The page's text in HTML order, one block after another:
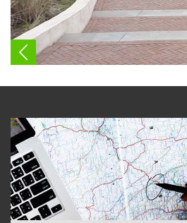
1. Хотели в Дюни: отлично
комплекс Дюни се намира в
като Созопол, Приморско и
на курорта е значително
хотелите тук, особено
както да се отправите на
тях услуги.
2. Хотели в Дюни: красив
курортен комплекс Дюни
такива по родното Черноморие.
ще изненада всеки един
внезапни хлътвания и
че ако си търсите място,
незабравими мигове на плажа,